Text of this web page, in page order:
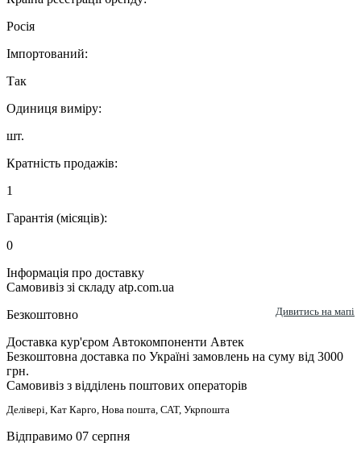
Росія
Імпортований:
Так
Одиниця виміру:
шт.
Кратність продажів:
1
Гарантія (місяців):
0
Інформація про доставку
Самовивіз зі складу atp.com.ua
Безкоштовно
Дивитись на мапі
Доставка кур'єром Автокомпоненти Автек
Безкоштовна доставка по Україні замовлень на суму від 3000
грн.
Самовивіз з відділень поштових операторів
Делівері, Кат Карго, Нова пошта, САТ, Укрпошта
Відправимо 07 серпня